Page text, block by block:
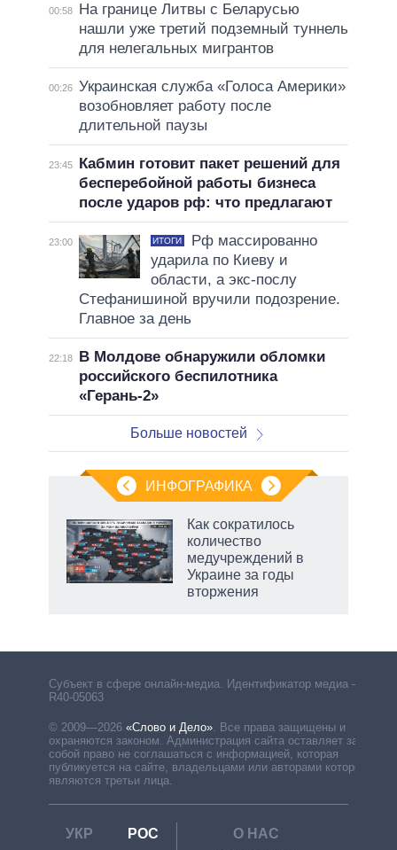
00:58
На границе Литвы с Беларусью
нашли уже третий подземный туннель
для нелегальных мигрантов
00:26 Украинская служба «Голоса Америки»
возобновляет работу после
длительной паузы
23:45
Кабмин готовит пакет решений для
бесперебойной работы бизнеса
после ударов рф: что предлагают
23:00 ИТОГИ
Рф массированно
ударила по Киеву и
области, а экс-послу
Стефанишиной вручили подозрение.
Главное за день
22:18
В Молдове обнаружили обломки
российского беспилотника
«Герань-2»
Больше новостей
ИНФОГРАФИКА
Как сократилось
количество
медучреждений в
Украине за годы
вторжения
Субъект в сфере онлайн-медиа. Идентификатор медиа –
R40-05063
© 2009—2026 «Слово и Дело». Все права защищены и
охраняются законом. Администрация сайта оставляет за
собой право не соглашаться с информацией, которая
публикуется на сайте, владельцами или авторами которой
являются третьи лица.
УКР РОС
О НАС